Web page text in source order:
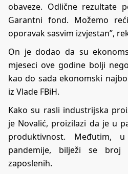
obaveze. Odlične rezultate
Garantni fond. Možemo
oporavak sasvim izvjestan”,
On je dodao da su
mjeseci ove godine bolji
kao do sada ekonomski
iz Vlade FBiH.
Kako su rasli industrijska
je Novalić, proizilazi da je u
produktivnost. Međutim,
pandemije, bilježi se
zaposlenih.